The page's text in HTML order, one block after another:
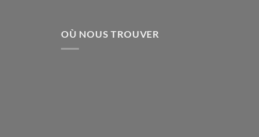
OÙ NOUS TROUVER